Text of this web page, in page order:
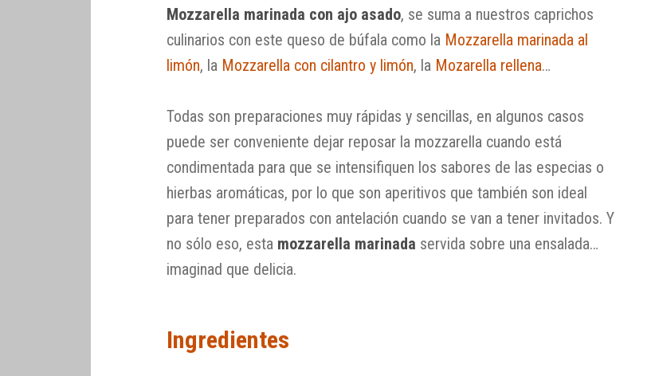
Mozzarella marinada con ajo asado, se suma a nuestros caprichos
culinarios con este queso de búfala como la Mozzarella marinada al
limón, la Mozzarella con cilantro y limón, la Mozarella rellena…
Todas son preparaciones muy rápidas y sencillas, en algunos casos
puede ser conveniente dejar reposar la mozzarella cuando está
condimentada para que se intensifiquen los sabores de las especias o
hierbas aromáticas, por lo que son aperitivos que también son ideal
para tener preparados con antelación cuando se van a tener invitados. Y
no sólo eso, esta mozzarella marinada servida sobre una ensalada…
imaginad que delicia.
Ingredientes